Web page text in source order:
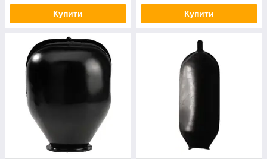
Купити Купити